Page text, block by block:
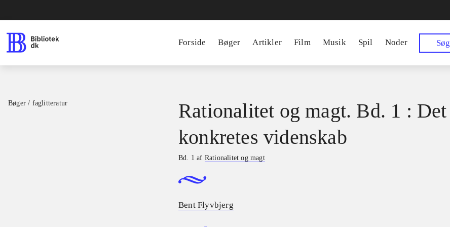
Forside Bøger Artikler Film Musik Spil Noder Søg
Bøger / faglitteratur
Rationalitet og magt. Bd. 1 : Det
konkretes videnskab
Bd. 1 af Rationalitet og magt
Bent Flyvbjerg